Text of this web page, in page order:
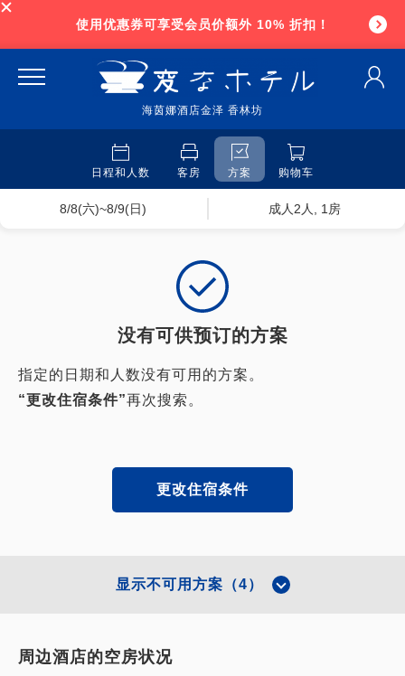
使用优惠券可享受会员价额外 10% 折扣！
海茵娜酒店金泽 香林坊
日程和人数 客房 方案 购物车
8/8(六)~8/9(日) 成人2人, 1房
没有可供预订的方案
指定的日期和人数没有可用的方案。
“更改住宿条件”再次搜索。
更改住宿条件
显示不可用方案（4）
周边酒店的空房状况